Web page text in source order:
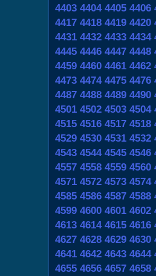
4403 4404 4405 4406
4417 4418 4419 4420
4431 4432 4433 4434
4445 4446 4447 4448
4459 4460 4461 4462
4473 4474 4475 4476
4487 4488 4489 4490
4501 4502 4503 4504
4515 4516 4517 4518
4529 4530 4531 4532
4543 4544 4545 4546
4557 4558 4559 4560
4571 4572 4573 4574
4585 4586 4587 4588
4599 4600 4601 4602
4613 4614 4615 4616
4627 4628 4629 4630
4641 4642 4643 4644
4655 4656 4657 4658